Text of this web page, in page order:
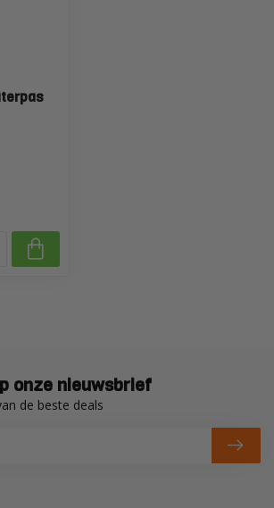
onze nieuwsbrief
de beste deals